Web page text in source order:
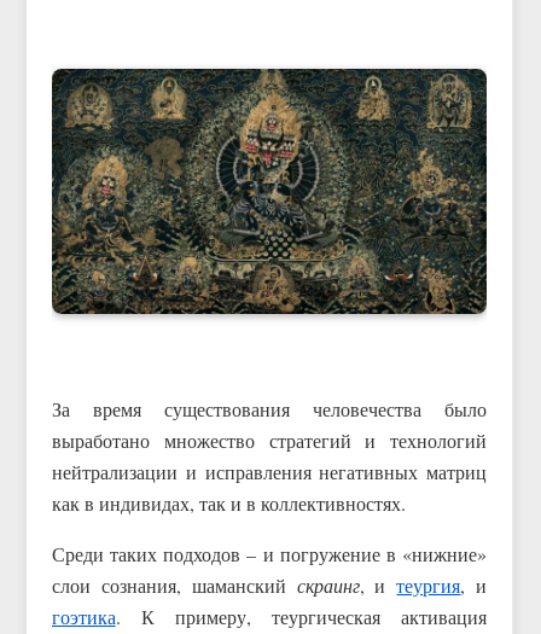
За время существования человечества было
выработано множество стратегий и технологий
нейтрализации и исправления негативных матриц
как в индивидах, так и в коллективностях.
Среди таких подходов – и погружение в «нижние»
слои сознания, шаманский скраинг, итеургия, и
гоэтика. К примеру, теургическая активация